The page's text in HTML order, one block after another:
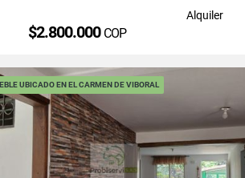
Alquiler
$2.800.000 COP
UBICADO EN EL CARMEN DE VIBORAL